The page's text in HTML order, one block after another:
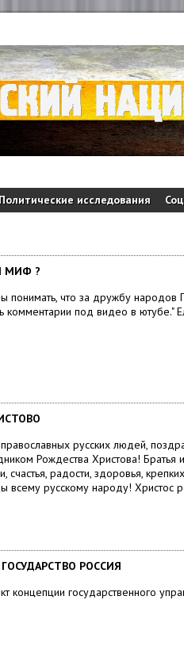
Политические исследования
МИФ ?
понимать, что за дружбу
комментарии под видео в ютубе."
русских людей,
Рождества Христова!
счастья, радости, здоровья,
всему русскому народу! Христос
РОССИЯ
концепции государственного